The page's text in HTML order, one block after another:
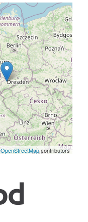
OpenStreetMapcontributors